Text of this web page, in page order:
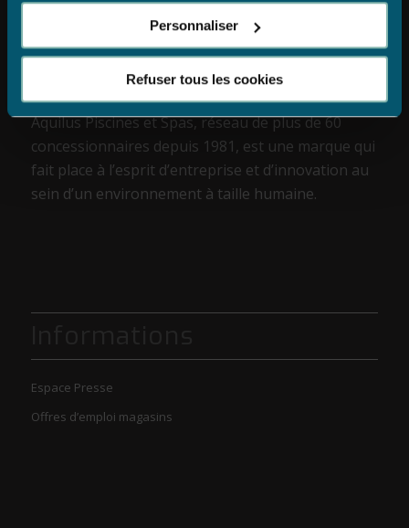
Personnaliser
Refuser tous les cookies
Aquilus Groupe
Aquilus Piscines et Spas, réseau de plus de 60
concessionnaires depuis 1981, est une marque qui
fait place à l’esprit d’entreprise et d’innovation au
sein d’un environnement à taille humaine.
Espace Presse
Offres d’emploi magasins